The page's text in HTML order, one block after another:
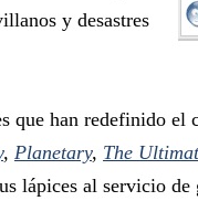
y desastres
que han redefinido el
, Planetary, The
lápices al servicio